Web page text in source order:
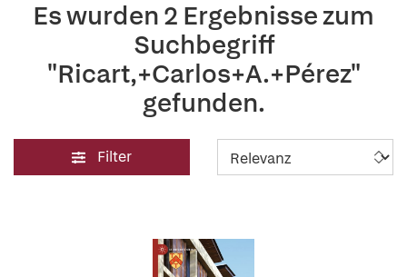
Es wurden 2 Ergebnisse zum
Suchbegriff
"Ricart,+Carlos+A.+Pérez"
gefunden.
Filter